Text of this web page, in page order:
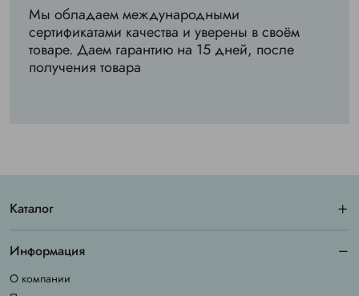
Мы обладаем международными
сертификатами качества и уверены в своём
товаре. Даем гарантию на 15 дней, после
получения товара
Каталог
Информация
О компании